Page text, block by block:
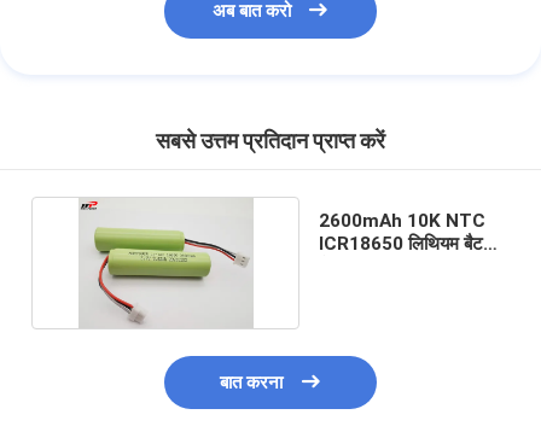
अब बात करो
सबसे उत्तम प्रतिदान प्राप्त करें
2600mAh 10K NTC
ICR18650 लिथियम बैटरी
बात करना